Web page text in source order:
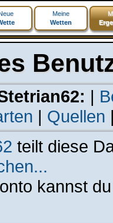
Meine
Wetten
|
| Quellen
teilt diese
kannst